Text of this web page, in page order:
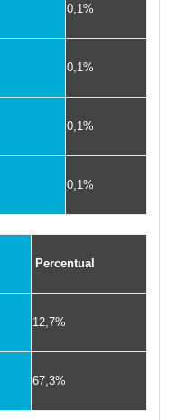
0,1%
0,1%
0,1%
0,1%
Percentual
12,7%
67,3%